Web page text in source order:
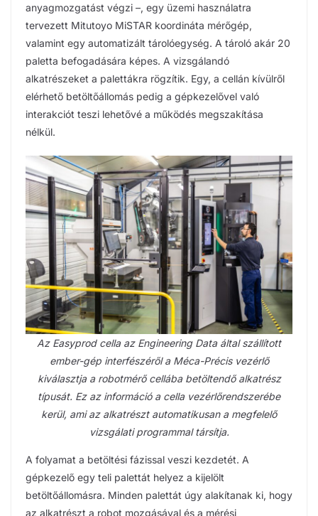
anyagmozgatást végzi –, egy üzemi használatra
tervezett Mitutoyo MiSTAR koordináta mérőgép,
valamint egy automatizált tárolóegység. A tároló akár 20
paletta befogadására képes. A vizsgálandó
alkatrészeket a palettákra rögzítik. Egy, a cellán kívülről
elérhető betöltőállomás pedig a gépkezelővel való
interakciót teszi lehetővé a működés megszakítása
nélkül.
Az Easyprod cella az Engineering Data által szállított
ember-gép interfészéről a Méca-Précis vezérlő
kiválasztja a robotmérő cellába betöltendő alkatrész
típusát. Ez az információ a cella vezérlőrendszerébe
kerül, ami az alkatrészt automatikusan a megfelelő
vizsgálati programmal társítja.
A folyamat a betöltési fázissal veszi kezdetét. A
gépkezelő egy teli palettát helyez a kijelölt
betöltőállomásra. Minden palettát úgy alakítanak ki, hogy
az alkatrészt a robot mozgásával és a mérési